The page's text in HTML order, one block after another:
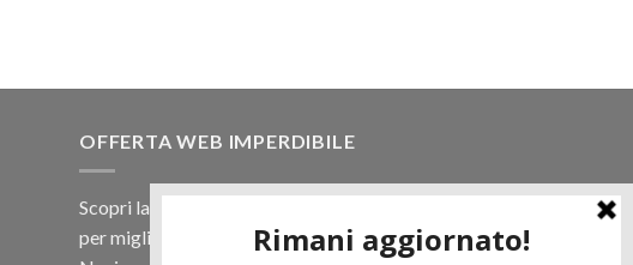
OFFERTA WEB IMPERDIBILE
Scopri la nostra offerta web! Un prezzo mai visto,
per migliaia di prodotti.